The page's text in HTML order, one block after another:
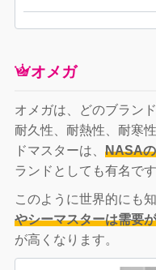
オメガ
オメガは、どのブラン
耐久性、耐熱性、耐寒
ドマスターは、 NASA
ランドとしても有名です
このように世界的にも
やシーマスターは需要
が高くなります。